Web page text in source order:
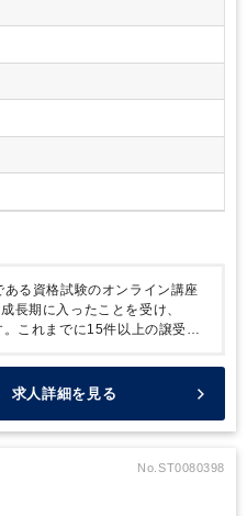
ある資格試験のオンライン講座
長期に入ったことを受け、
これまでに15件以上の譲受け
そのため、M&A案件の増加に伴
実管理を担う人材の増員を図っ
も力を入れており、成長機会
代表とゼネラルマネージャー2
後、ご希望の場合は、慣れるま
求人詳細を見る
No.ST0080398